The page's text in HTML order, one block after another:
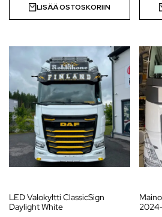
LISÄÄ OSTOSKORIIN
LED Valokyltti ClassicSign
Daylight White